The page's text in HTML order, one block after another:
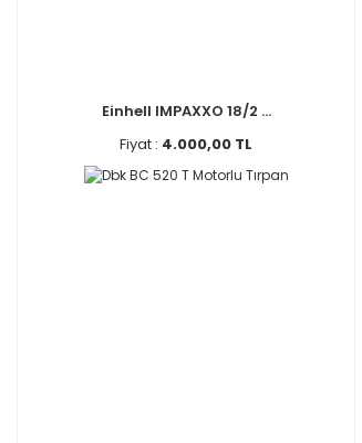
Einhell IMPAXXO 18/2 ...
Fiyat : 4.000,00 TL